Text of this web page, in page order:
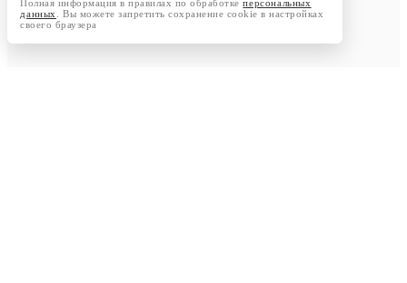
Полная информация в правилах по обработкеперсональных
данных
. Вы можете запретить сохранение cookie в настройках
своего браузера